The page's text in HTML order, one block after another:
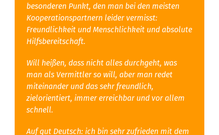
besonderen Punkt, den man bei den meisten
Kooperationspartnern leider vermisst:
Freundlichkeit und Menschlichkeit und absolute
Hilfsbereitschaft.
Will heißen, dass nicht alles durchgeht, was
man als Vermittler so will, aber man redet
miteinander und das sehr freundlich,
zielorientiert, immer erreichbar und vor allem
schnell.
Auf gut Deutsch: ich bin sehr zufrieden mit dem